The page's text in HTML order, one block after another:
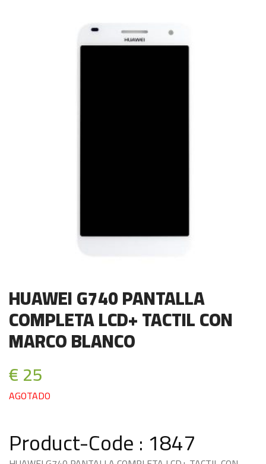
HUAWEI G740 PANTALLA
COMPLETA LCD+ TACTIL CON
MARCO BLANCO
€ 25
AGOTADO
Product-Code : 1847